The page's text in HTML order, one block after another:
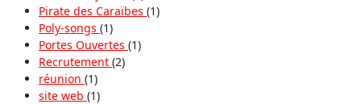
Pirate des Caraïbes (1)
Poly-songs (1)
Portes Ouvertes (1)
Recrutement (2)
réunion (1)
site web (1)